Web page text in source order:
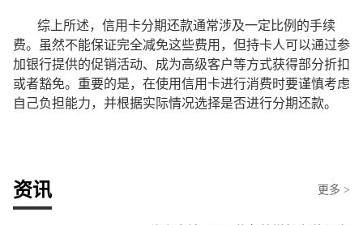
综上所述，信用卡分期还款通常涉及一定比例的手续
费。虽然不能保证完全减免这些费用，但持卡人可以通过参
加银行提供的促销活动、成为高级客户等方式获得部分折扣
或者豁免。重要的是，在使用信用卡进行消费时要谨慎考虑
自己负担能力，并根据实际情况选择是否进行分期还款。
资讯 更多 >